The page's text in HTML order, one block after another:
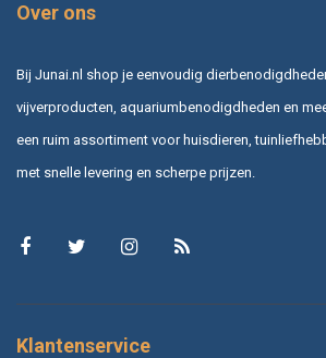
Over ons
Bij Junai.nl shop je eenvoudig
vijverproducten, aquariumbenodigdheden en
een ruim assortiment voor huisdieren,
met snelle levering en scherpe prijzen.
Klantenservice